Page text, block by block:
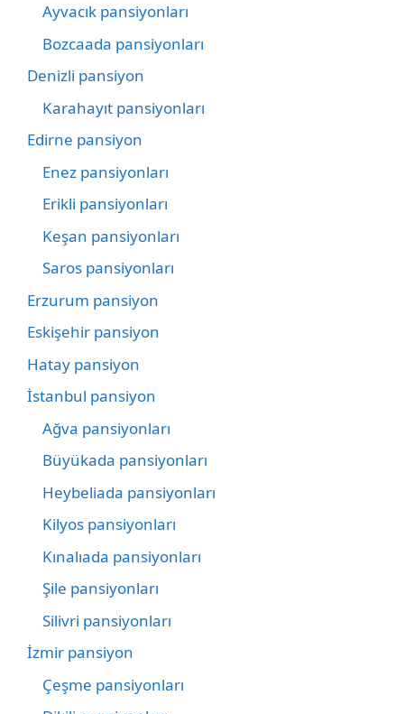
Ayvacık pansiyonları
Bozcaada pansiyonları
Denizli pansiyon
Karahayıt pansiyonları
Edirne pansiyon
Enez pansiyonları
Erikli pansiyonları
Keşan pansiyonları
Saros pansiyonları
Erzurum pansiyon
Eskişehir pansiyon
Hatay pansiyon
İstanbul pansiyon
Ağva pansiyonları
Büyükada pansiyonları
Heybeliada pansiyonları
Kilyos pansiyonları
Kınalıada pansiyonları
Şile pansiyonları
Silivri pansiyonları
İzmir pansiyon
Çeşme pansiyonları